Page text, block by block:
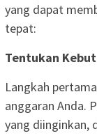
yang dapat
tepat:
Tentukan
Langkah
anggaran Anda.
yang diinginkan,